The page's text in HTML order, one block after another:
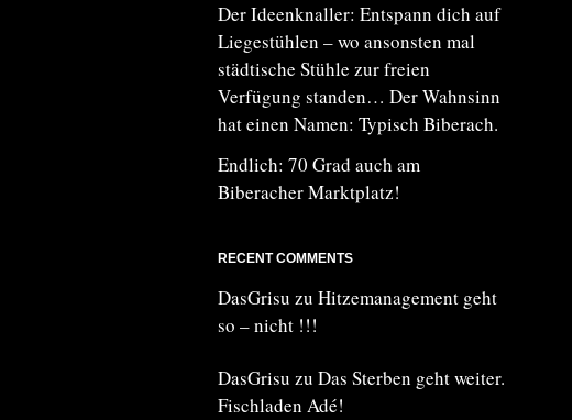
Der Ideenknaller: Entspann dich auf
Liegestühlen – wo ansonsten mal
städtische Stühle zur freien
Verfügung standen… Der Wahnsinn
hat einen Namen: Typisch Biberach.
Endlich: 70 Grad auch am
Biberacher Marktplatz!
RECENT COMMENTS
DasGrisu zu Hitzemanagement geht
so – nicht !!!
DasGrisu zu Das Sterben geht weiter.
Fischladen Adé!